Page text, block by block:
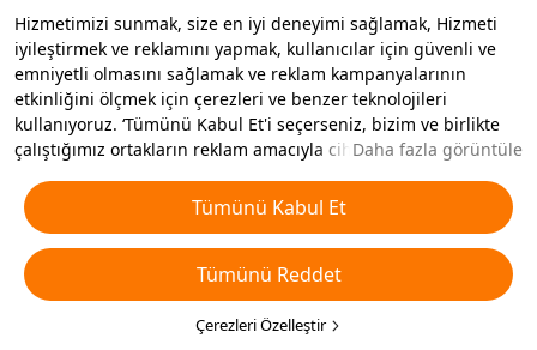
Hizmetimizi sunmak, size en iyi deneyimi sağlamak, Hizmeti
iyileştirmek ve reklamını yapmak, kullanıcılar için güvenli ve
emniyetli olmasını sağlamak ve reklam kampanyalarının
etkinliğini ölçmek için çerezleri ve benzer teknolojileri
kullanıyoruz. ‘Tümünü Kabul Et'i seçerseniz, bizim ve birlikte
çalıştığımız ortakların reklam amacıyla cihazınızda çerezleri ve
Ayrıca, temel olmayan çerezlerin ’Tümünü Reddedebilir' veya
aşağıdaki ’Çerezleri Özelleştir'i tıklayarak veya gizlilik
ayarlarınızda istediğiniz zaman hangi çerez türlerini kabul
etmek veya devre dışı bırakmak istediğinizi seçebilirsiniz. Daha
fazla detay içinÇerezler ve Benzer Teknolojiler Politikamıza
Daha fazla görüntüle
Tümünü Kabul Et
Tümünü Reddet
Çerezleri Özelleştir